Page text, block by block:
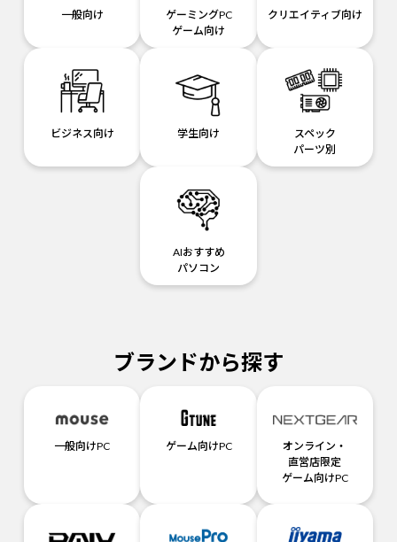
一般向け
ゲーミングPC
ゲーム向け
クリエイティブ向け
ビジネス向け 学生向け
スペック
パーツ別
AIおすすめ
パソコン
ブランドから探す
一般向けPC ゲーム向けPC
オンライン・
直営店限定
ゲーム向けPC